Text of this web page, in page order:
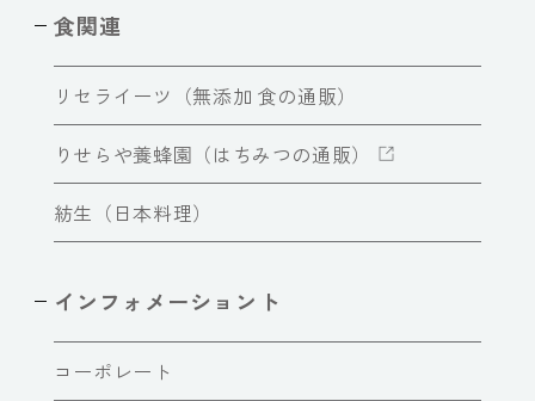
食関連
リセライーツ（無添加 食の通販）
りせらや養蜂園（はちみつの通販）
紡生（日本料理）
インフォメーショント
コーポレート